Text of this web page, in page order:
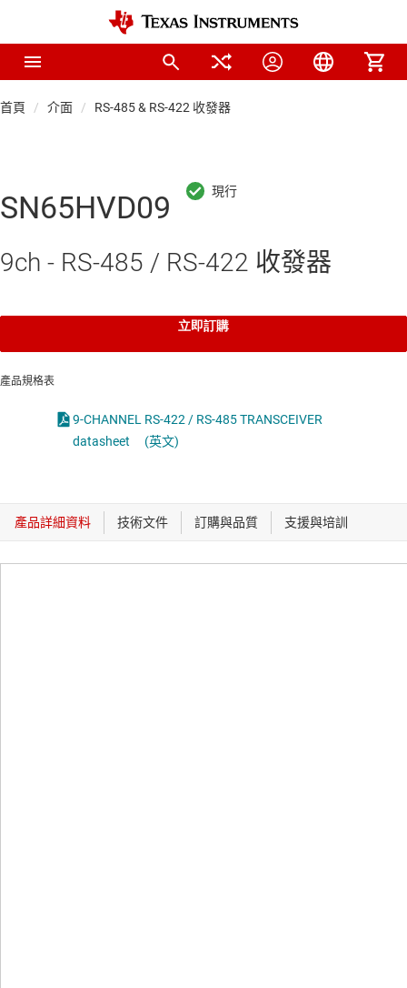
首頁 介面 RS-485 & RS-422 收發器
SN65HVD09
9ch - RS-485 / RS-422 收發器
立即訂購
產品規格表
9-CHANNEL RS-422 / RS-485 TRANSCEIVER
datasheet
(英文)